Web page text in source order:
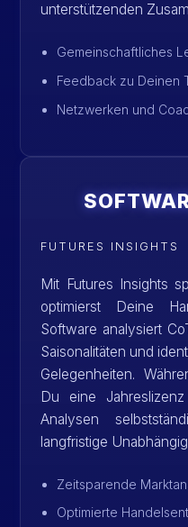
unterstützenden
Gemeinschaftliches
Feedback zu Deinen
Netzwerken und
FUTURES INSIGHTS
Mit Futures Insights
optimierst Deine
Software analysiert
Saisonalitäten und
Gelegenheiten.
Du eine
Analysen
langfristige
Zeitsparende
Optimierte